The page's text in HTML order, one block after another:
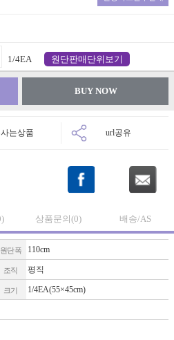
1/4EA 원단판매단위보기
BUY NOW
는상품 url공유
상품문의(0) 배송/AS
원단폭 110cm
조직 평직
크기 1/4EA(55×45cm)